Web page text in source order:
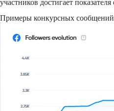
участников достигает
Примеры конкурсных сообщений